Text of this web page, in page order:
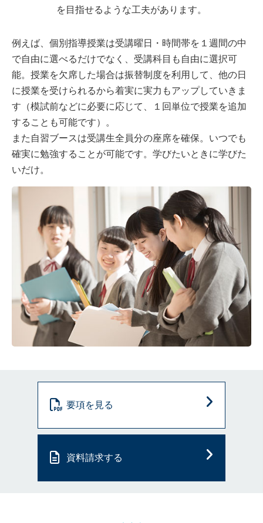
を目指せるような工夫があります。
例えば、個別指導授業は受講曜日・時間帯を１週間の中
で自由に選べるだけでなく、受講科目も自由に選択可
能。授業を欠席した場合は振替制度を利用して、他の日
に授業を受けられるから着実に実力もアップしていきま
す（模試前などに必要に応じて、１回単位で授業を追加
することも可能です）。
また自習ブースは受講生全員分の座席を確保。いつでも
確実に勉強することが可能です。学びたいときに学びた
いだけ。
要項を見る
資料請求する